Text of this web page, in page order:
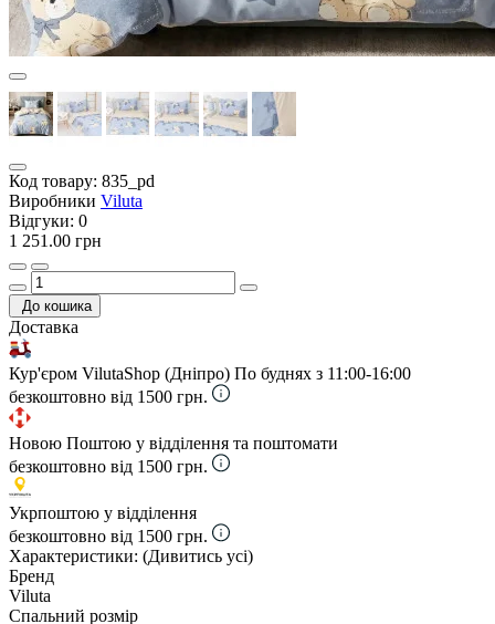
Код товару: 835_pd
Виробники Viluta
Відгуки: 0
1 251.00 грн
До кошика
Доставка
Кур'єром VilutaShop (Дніпро) По буднях з 11:00-16:00
безкоштовно від 1500 грн.
Новою Поштою у відділення та поштомати
безкоштовно від 1500 грн.
Укрпоштою у відділення
безкоштовно від 1500 грн.
Характеристики: (Дивитись усі)
Бренд
Viluta
Спальний розмір